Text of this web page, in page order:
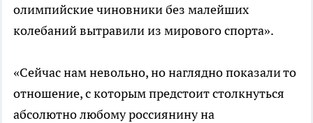
олимпийские чиновники без малейших
колебаний вытравили из мирового спорта».
«Сейчас нам невольно, но наглядно показали то
отношение, с которым предстоит столкнуться
абсолютно любому россиянину на